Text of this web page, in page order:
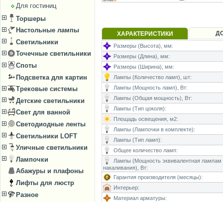
Для гостиниц
Торшеры
Настольные лампы
Светильники
Точечные светильники
Споты
Подсветка для картин
Трековые системы
Детские светильники
Свет для ванной
Светодиодные ленты
Светильники LOFT
Уличные светильники
Лампочки
Абажуры и плафоны
Лифты для люстр
Разное
ХАРАКТЕРИСТИКИ
Размеры (Высота), мм:
Размеры (Длина), мм:
Размеры (Ширина), мм:
Лампы (Количество ламп), шт:
Лампы (Мощность ламп), Вт:
Лампы (Общая мощность), Вт:
Лампы (Тип цоколя):
Площадь освещения, м2:
Лампы (Лампочки в комплекте):
Лампы (Тип ламп):
Общее количество ламп:
Лампы (Мощность эквивалентная лампам
накаливания), Вт:
Гарантия производителя (месяцы):
Интерьер:
Материал арматуры: